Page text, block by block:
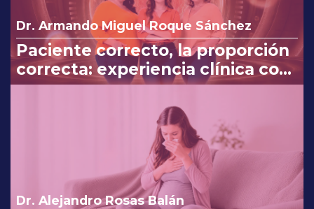
Dr. Armando Miguel Roque Sánchez
Paciente correcto, la proporción
correcta: experiencia clínica con
Myo y D-Chiro-Inositol
Dr. Alejandro Rosas Balán